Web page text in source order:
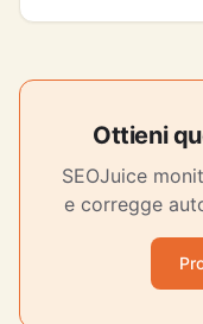
Ottieni
SEOJuice
e corregge